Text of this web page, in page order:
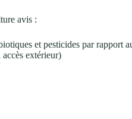
avis :
et pesticides par rapport
extérieur)